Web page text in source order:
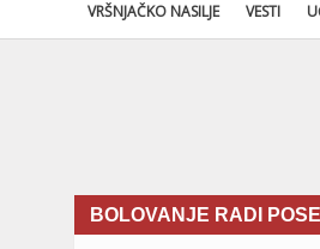
VRŠNJAČKO NASILJE VESTI
BOLOVANJE RADI